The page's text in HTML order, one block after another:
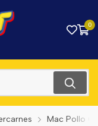
0
Mac Pollo